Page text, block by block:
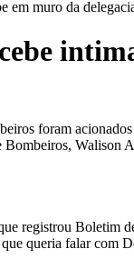
em muro da
foram
Walison
registrou
queria falar com